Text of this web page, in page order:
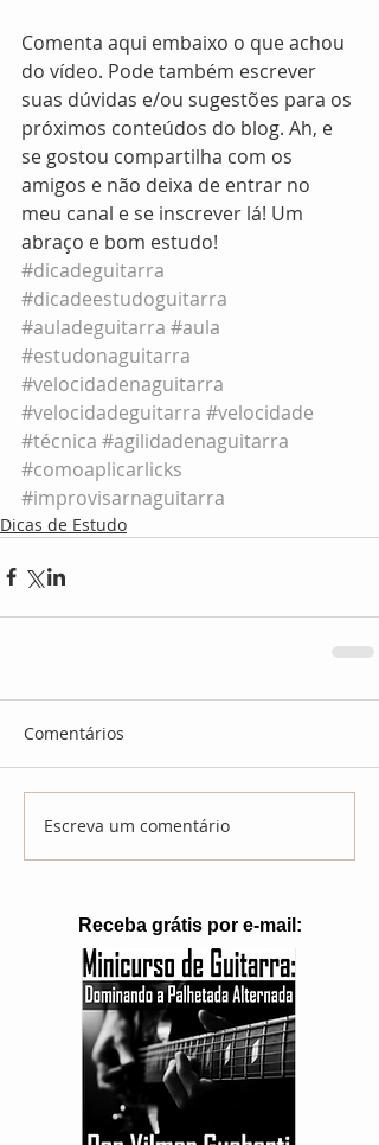
Comenta aqui embaixo o que achou
do vídeo. Pode também escrever
suas dúvidas e/ou sugestões para os
próximos conteúdos do blog. Ah, e
se gostou compartilha com os
amigos e não deixa de entrar no
meu canal e se inscrever lá! Um
abraço e bom estudo!
#dicadeguitarra
#dicadeestudoguitarra
#auladeguitarra #aula
#estudonaguitarra
#velocidadenaguitarra
#velocidadeguitarra #velocidade
#técnica #agilidadenaguitarra
#comoaplicarlicks
#improvisarnaguitarra
Dicas de Estudo
Comentários
Escreva um comentário
Receba grátis por e-mail: